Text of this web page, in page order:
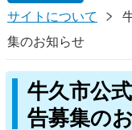
サイトについて
集のお知らせ
牛久市公
告募集の